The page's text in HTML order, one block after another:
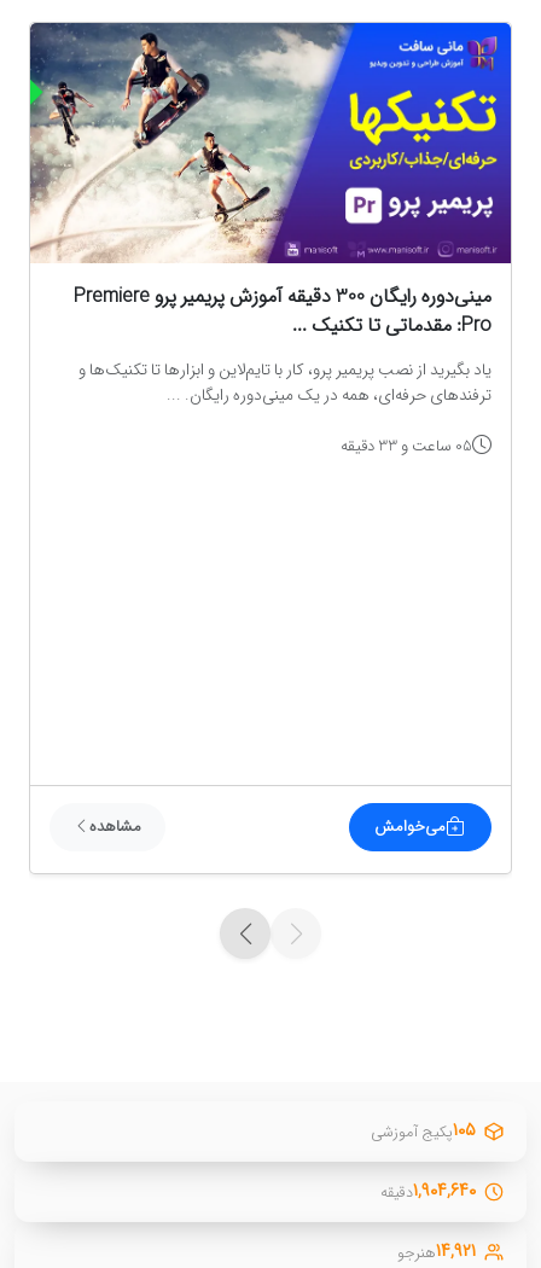
مینی‌دوره رایگان 300 دقیقه آموزش پریمیر پرو Premiere
Pro: مقدماتی تا تکنیک‌ ...
یاد بگیرید از نصب پریمیر پرو، کار با تایم‌لاین و ابزارها تا تکنیک‌ها و
ترفندهای حرفه‌ای، همه در یک مینی‌دوره رایگان. ...
05 ساعت و 33 دقیقه
می‌خوامش مشاهده
۱۰۵پکیج آموزشی
۱,۹۰۴,۶۴۰دقیقه
۱۴,۹۲۱هنرجو